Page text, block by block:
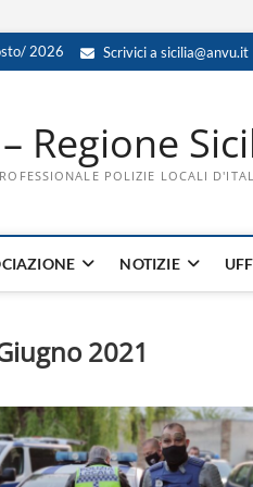
2026 Scrivici a sicilia@anvu.it
Regione
POLIZIE LOCALI
NOTIZIE
2021